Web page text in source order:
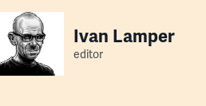
Ivan Lamper
editor